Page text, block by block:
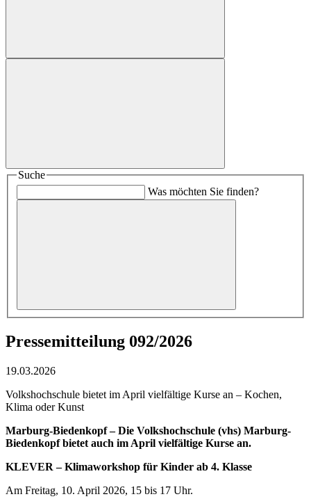
Suche
Was möchten Sie finden?
Pressemitteilung 092/2026
19.03.2026
Volkshochschule bietet im April vielfältige Kurse an – Kochen,
Klima oder Kunst
Marburg-Biedenkopf – Die Volkshochschule (vhs) Marburg-
Biedenkopf bietet auch im April vielfältige Kurse an.
KLEVER – Klimaworkshop für Kinder ab 4. Klasse
Am Freitag, 10. April 2026, 15 bis 17 Uhr.